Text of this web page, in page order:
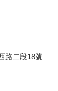
路二段18號